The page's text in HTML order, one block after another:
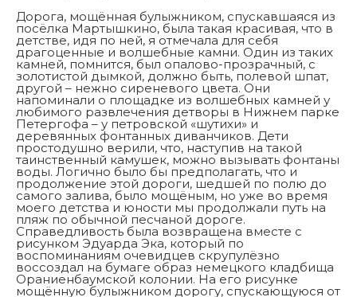
Дорога, мощённая булыжником, спускавшаяся из
посёлка Мартышкино, была такая красивая, что в
детстве, идя по ней, я отмечала для себя
драгоценные и волшебные камни. Один из таких
камней, помнится, был опалово-прозрачный, с
золотистой дымкой, должно быть, полевой шпат,
другой – нежно сиреневого цвета. Они
напоминали о площадке из волшебных камней у
любимого развлечения детворы в Нижнем парке
Петергофа – у петровской «шутихи» и
деревянных фонтанных диванчиков. Дети
простодушно верили, что, наступив на такой
таинственный камушек, можно вызывать фонтаны
воды. Логично было бы предполагать, что и
продолжение этой дороги, шедшей по полю до
самого залива, было мощёным, но уже во время
моего детства и юности мы продолжали путь на
пляж по обычной песчаной дороге.
Справедливость была возвращена вместе с
рисунком Эдуарда Эка, который по
воспоминаниям очевидцев скрупулёзно
воссоздал на бумаге образ немецкого кладбища
Ораниенбаумской колонии. На его рисунке
мощённую булыжником дорогу, спускающуюся от